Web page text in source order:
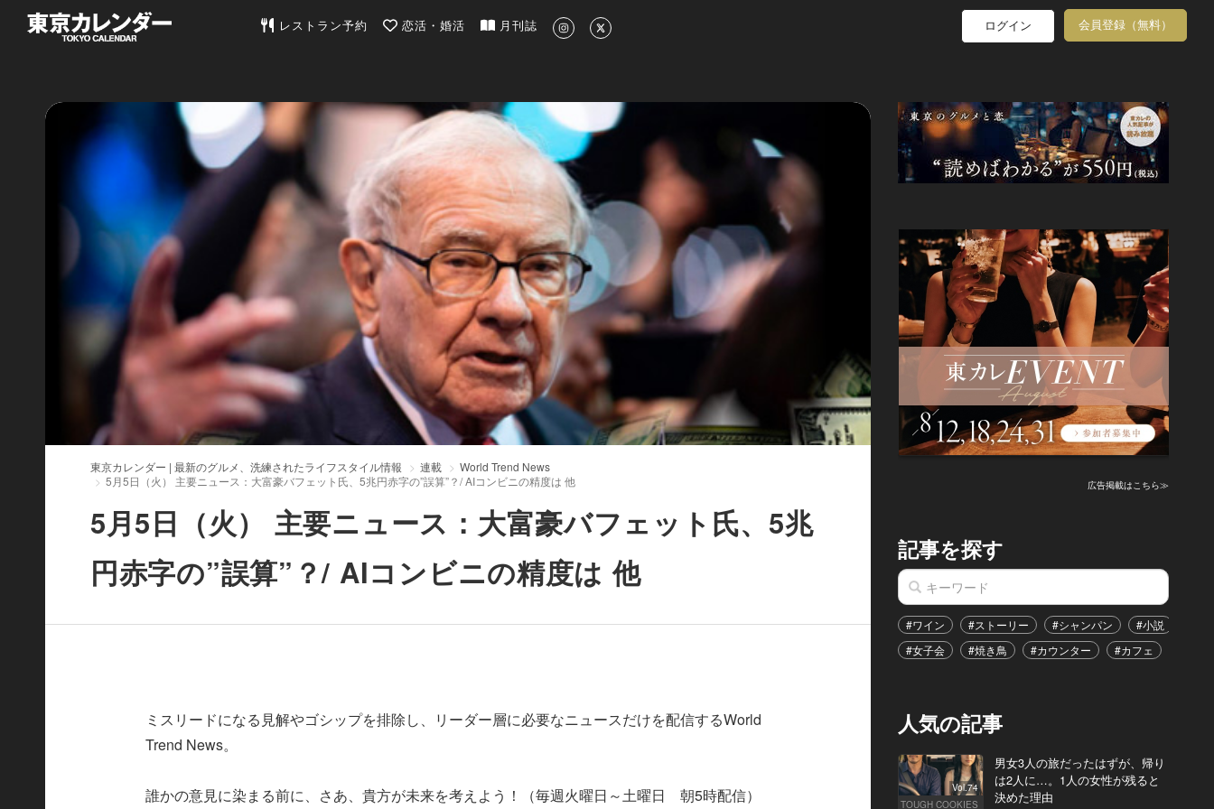
東京カレンダー | 最新のグルメ、洗練されたライフスタイル情報
レストラン予約 恋活・婚活 月刊誌 ログイン 会員登録（無料）
東京カレンダー | 最新のグルメ、洗練されたライフスタイル情報 連載
World Trend News
5月5日（火） 主要ニュース：大富豪バフェット氏、5兆円赤字の”誤算”？/ AIコンビニの精度は 他
5月5日（火） 主要ニュース：大富豪バフェット氏、5兆
円赤字の”誤算”？/ AIコンビニの精度は 他
ミスリードになる見解やゴシップを排除し、リーダー層に必要なニュースだけを配信するWorld
Trend News。
誰かの意見に染まる前に、さあ、貴方が未来を考えよう！（毎週火曜日～土曜日 朝5時配信）
広告掲載はこちら≫
記事を探す
#ワイン #ストーリー #シャンパン #小説
#女子会
#焼き鳥 #カウンター #カフェ
人気の記事
Vol.74
TOUGH COOKIES
男女3人の旅だったはずが、帰り
は2人に…。1人の女性が残ると
決めた理由